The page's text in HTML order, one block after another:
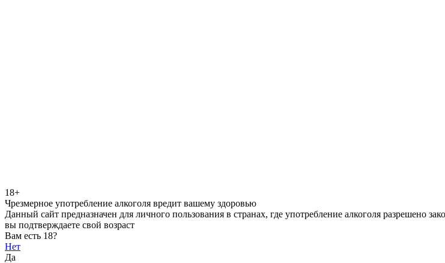
18+
Чрезмерное употребление алкоголя вредит вашему здоровью
Данный сайт предназначен для личного пользования в странах, где употребление алкоголя разрешено
вы подтверждаете свой возраст
Вам есть 18?
Нет
Да